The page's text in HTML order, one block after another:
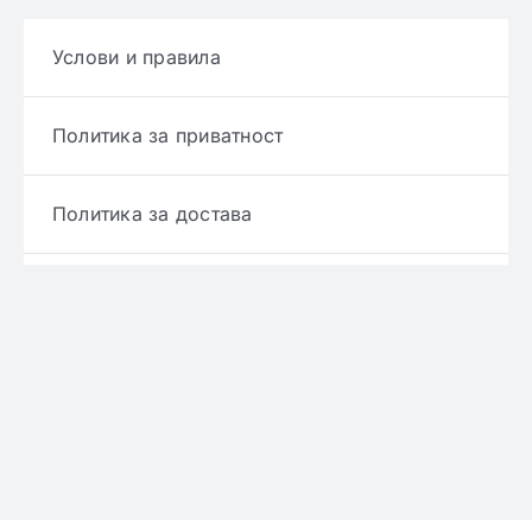
Услови и правила
Политика за приватност
Политика за достава